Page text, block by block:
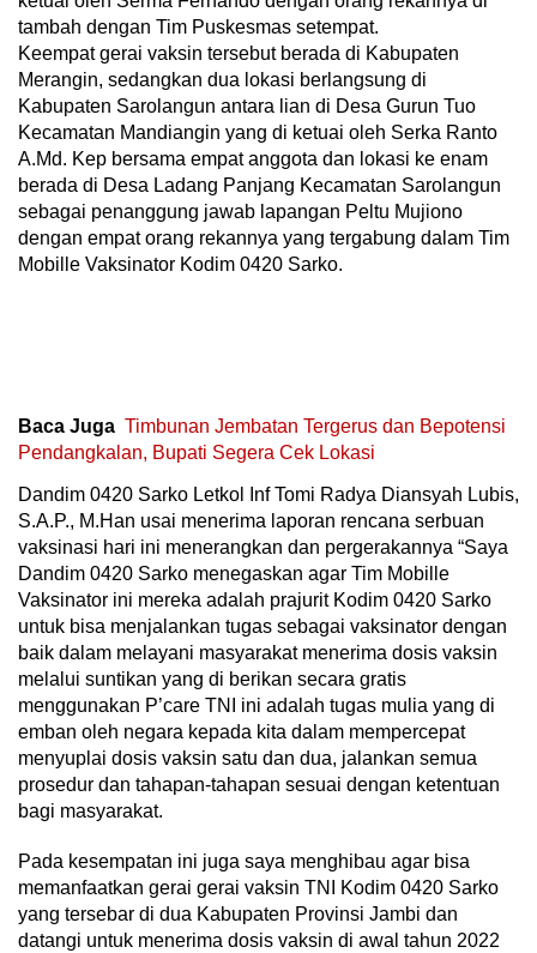
tambah dengan Tim Puskesmas setempat.
Keempat gerai vaksin tersebut berada di Kabupaten
Merangin, sedangkan dua lokasi berlangsung di
Kabupaten Sarolangun antara lian di Desa Gurun Tuo
Kecamatan Mandiangin yang di ketuai oleh Serka Ranto
A.Md. Kep bersama empat anggota dan lokasi ke enam
berada di Desa Ladang Panjang Kecamatan Sarolangun
sebagai penanggung jawab lapangan Peltu Mujiono
dengan empat orang rekannya yang tergabung dalam Tim
Mobille Vaksinator Kodim 0420 Sarko.
Baca Juga Timbunan Jembatan Tergerus dan Bepotensi
Pendangkalan, Bupati Segera Cek Lokasi
Dandim 0420 Sarko Letkol Inf Tomi Radya Diansyah Lubis,
S.A.P., M.Han usai menerima laporan rencana serbuan
vaksinasi hari ini menerangkan dan pergerakannya “Saya
Dandim 0420 Sarko menegaskan agar Tim Mobille
Vaksinator ini mereka adalah prajurit Kodim 0420 Sarko
untuk bisa menjalankan tugas sebagai vaksinator dengan
baik dalam melayani masyarakat menerima dosis vaksin
melalui suntikan yang di berikan secara gratis
menggunakan P’care TNI ini adalah tugas mulia yang di
emban oleh negara kepada kita dalam mempercepat
menyuplai dosis vaksin satu dan dua, jalankan semua
prosedur dan tahapan-tahapan sesuai dengan ketentuan
bagi masyarakat.
Pada kesempatan ini juga saya menghibau agar bisa
memanfaatkan gerai gerai vaksin TNI Kodim 0420 Sarko
yang tersebar di dua Kabupaten Provinsi Jambi dan
datangi untuk menerima dosis vaksin di awal tahun 2022